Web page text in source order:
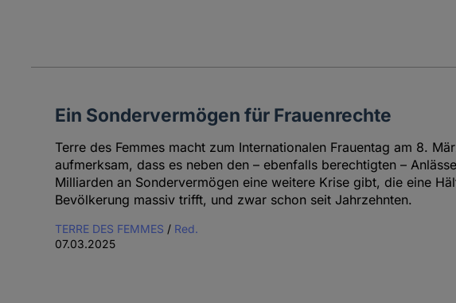
Ein Sondervermögen für Frauenrechte
Terre des Femmes macht zum Internationalen Frauentag am 8.
aufmerksam, dass es neben den – ebenfalls berechtigten –
Milliarden an Sondervermögen eine weitere Krise gibt, die eine
Bevölkerung massiv trifft, und zwar schon seit Jahrzehnten.
TERRE DES FEMMES / Red.
07.03.2025